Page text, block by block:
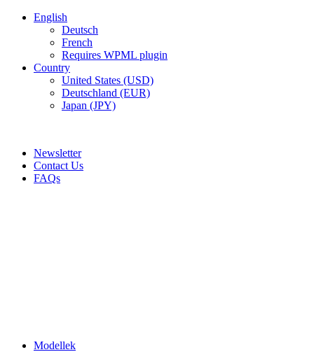
English
Deutsch
French
Requires WPML plugin
Country
United States (USD)
Deutschland (EUR)
Japan (JPY)
Newsletter
Contact Us
FAQs
Modellek